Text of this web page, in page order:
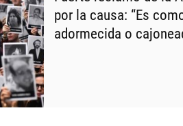
por la causa: “Es
adormecida o